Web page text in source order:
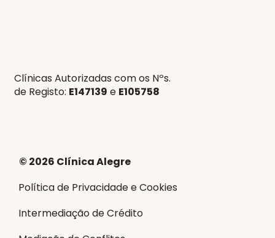
Clínicas Autorizadas com os Nºs.
de Registo: E147139 e E105758
© 2026 Clínica Alegre
Política de Privacidade e Cookies
Intermediação de Crédito